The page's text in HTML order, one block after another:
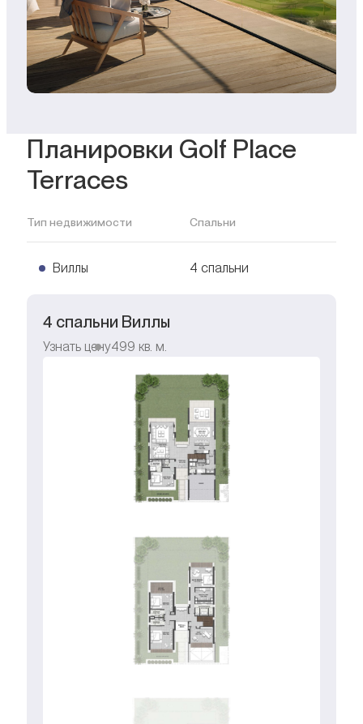
Планировки Golf Place
Terraces
Тип недвижимости Спальни
Виллы 4 спальни
4 спальни Виллы
Узнать цену499 кв. м.